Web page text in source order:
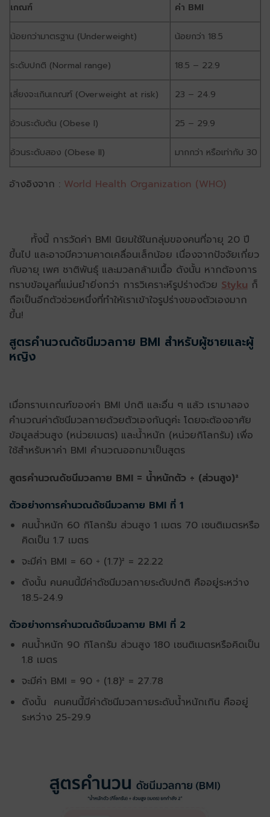
เกณฑ์ ค่า BMI
น้อยกว่ามาตรฐาน (Underweight) น้อยกว่า 18.5
ระดับปกติ (Normal range) 18.5 – 22.9
เสี่ยงจะเกินเกณฑ์ (Overweight at risk) 23 – 24.9
อ้วนระดับต้น (Obese I) 25 – 29.9
อ้วนระดับสอง (Obese II) มากกว่า หรือเท่ากับ 30
อ้างอิงจาก : World Health Organization (WHO)
ทั้งนี้ การวัดค่า BMI นิยมใช้ในกลุ่มของคนที่อายุ 20 ปี
ขึ้นไป และอาจมีความคาดเคลื่อนเล็กน้อย เนื่องจากปัจจัยเกี่ยว
กับอายุ เพศ ชาติพันธุ์ และมวลกล้ามเนื้อ ดังนั้น หากต้องการ
ทราบข้อมูลที่แม่นยำยิ่งกว่า การวิเคราะห์รูปร่างด้วย Styku ก็
ถือเป็นอีกตัวช่วยหนึ่งที่ทำให้เราเข้าใจรูปร่างของตัวเองมาก
ขึ้น!
สูตรคำนวณดัชนีมวลกาย BMI สำหรับผู้ชายและผู้
หญิง
เมื่อทราบเกณฑ์ของค่า BMI ปกติ และอื่น ๆ แล้ว เรามาลอง
คำนวณค่าดัชนีมวลกายด้วยตัวเองกันดูค่ะ โดยจะต้องอาศัย
ข้อมูลส่วนสูง (หน่วยเมตร) และน้ำหนัก (หน่วยกิโลกรัม) เพื่อ
ใช้สำหรับหาค่า BMI คำนวณออกมาเป็นสูตร
สูตรคำนวณดัชนีมวลกาย BMI = น้ำหนักตัว ÷ (ส่วนสูง)²
ตัวอย่างการคำนวณดัชนีมวลกาย BMI ที่ 1
คนน้ำหนัก 60 กิโลกรัม ส่วนสูง 1 เมตร 70 เซนติเมตรหรือ
คิดเป็น 1.7 เมตร
จะมีค่า BMI = 60 ÷ (1.7)² = 22.22
ดังนั้น คนคนนี้มีค่าดัชนีมวลกายระดับปกติ คืออยู่ระหว่าง
18.5-24.9
ตัวอย่างการคำนวณดัชนีมวลกาย BMI ที่ 2
คนน้ำหนัก 90 กิโลกรัม ส่วนสูง 180 เซนติเมตรหรือคิดเป็น
1.8 เมตร
จะมีค่า BMI = 90 ÷ (1.8)² = 27.78
ดังนั้น คนคนนี้มีค่าดัชนีมวลกายระดับน้ำหนักเกิน คืออยู่
ระหว่าง 25-29.9